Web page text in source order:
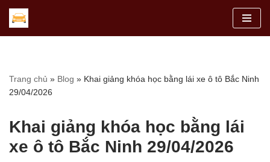
dung
Trang chủ » Blog » Khai giảng khóa học bằng lái xe ô tô Bắc Ninh
29/04/2026
Khai giảng khóa học bằng lái
xe ô tô Bắc Ninh 29/04/2026